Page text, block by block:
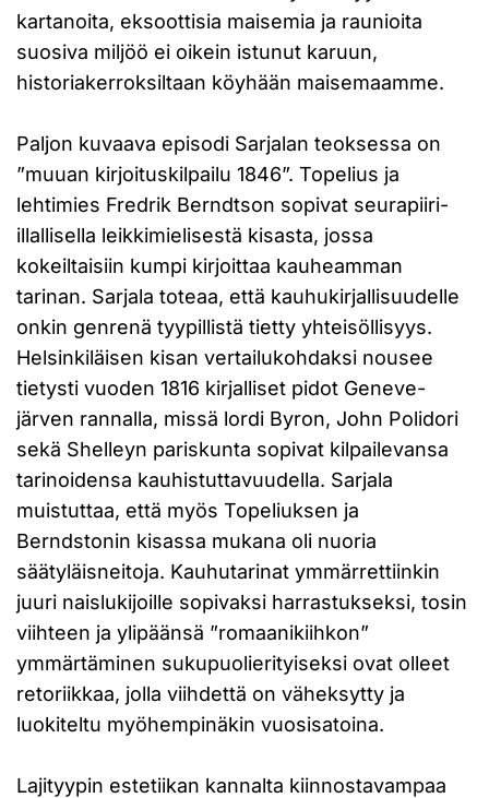
kartanoita, eksoottisia maisemia ja raunioita
suosiva miljöö ei oikein istunut karuun,
historiakerroksiltaan köyhään maisemaamme.
Paljon kuvaava episodi Sarjalan teoksessa on
”muuan kirjoituskilpailu 1846”. Topelius ja
lehtimies Fredrik Berndtson sopivat seurapiiri-
illallisella leikkimielisestä kisasta, jossa
kokeiltaisiin kumpi kirjoittaa kauheamman
tarinan. Sarjala toteaa, että kauhukirjallisuudelle
onkin genrenä tyypillistä tietty yhteisöllisyys.
Helsinkiläisen kisan vertailukohdaksi nousee
tietysti vuoden 1816 kirjalliset pidot Geneve-
järven rannalla, missä lordi Byron, John Polidori
sekä Shelleyn pariskunta sopivat kilpailevansa
tarinoidensa kauhistuttavuudella. Sarjala
muistuttaa, että myös Topeliuksen ja
Berndstonin kisassa mukana oli nuoria
säätyläisneitoja. Kauhutarinat ymmärrettiinkin
juuri naislukijoille sopivaksi harrastukseksi, tosin
viihteen ja ylipäänsä ”romaanikiihkon”
ymmärtäminen sukupuolierityiseksi ovat olleet
retoriikkaa, jolla viihdettä on väheksytty ja
luokiteltu myöhempinäkin vuosisatoina.
Lajityypin estetiikan kannalta kiinnostavampaa